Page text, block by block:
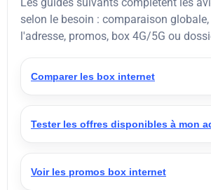
Les guides suivants complètent les
selon le besoin : comparaison globale, disponibilité à
l'adresse, promos, box 4G/5G ou
Comparer les box internet
Tester les offres disponibles à mon
Voir les promos box internet